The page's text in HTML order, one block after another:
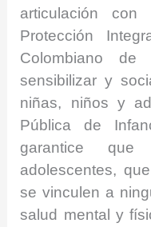
articulación
Protección
Colombiano de
sensibilizar y
niñas, niños y
Pública de
garantice
adolescentes,
se vinculen a
salud mental y